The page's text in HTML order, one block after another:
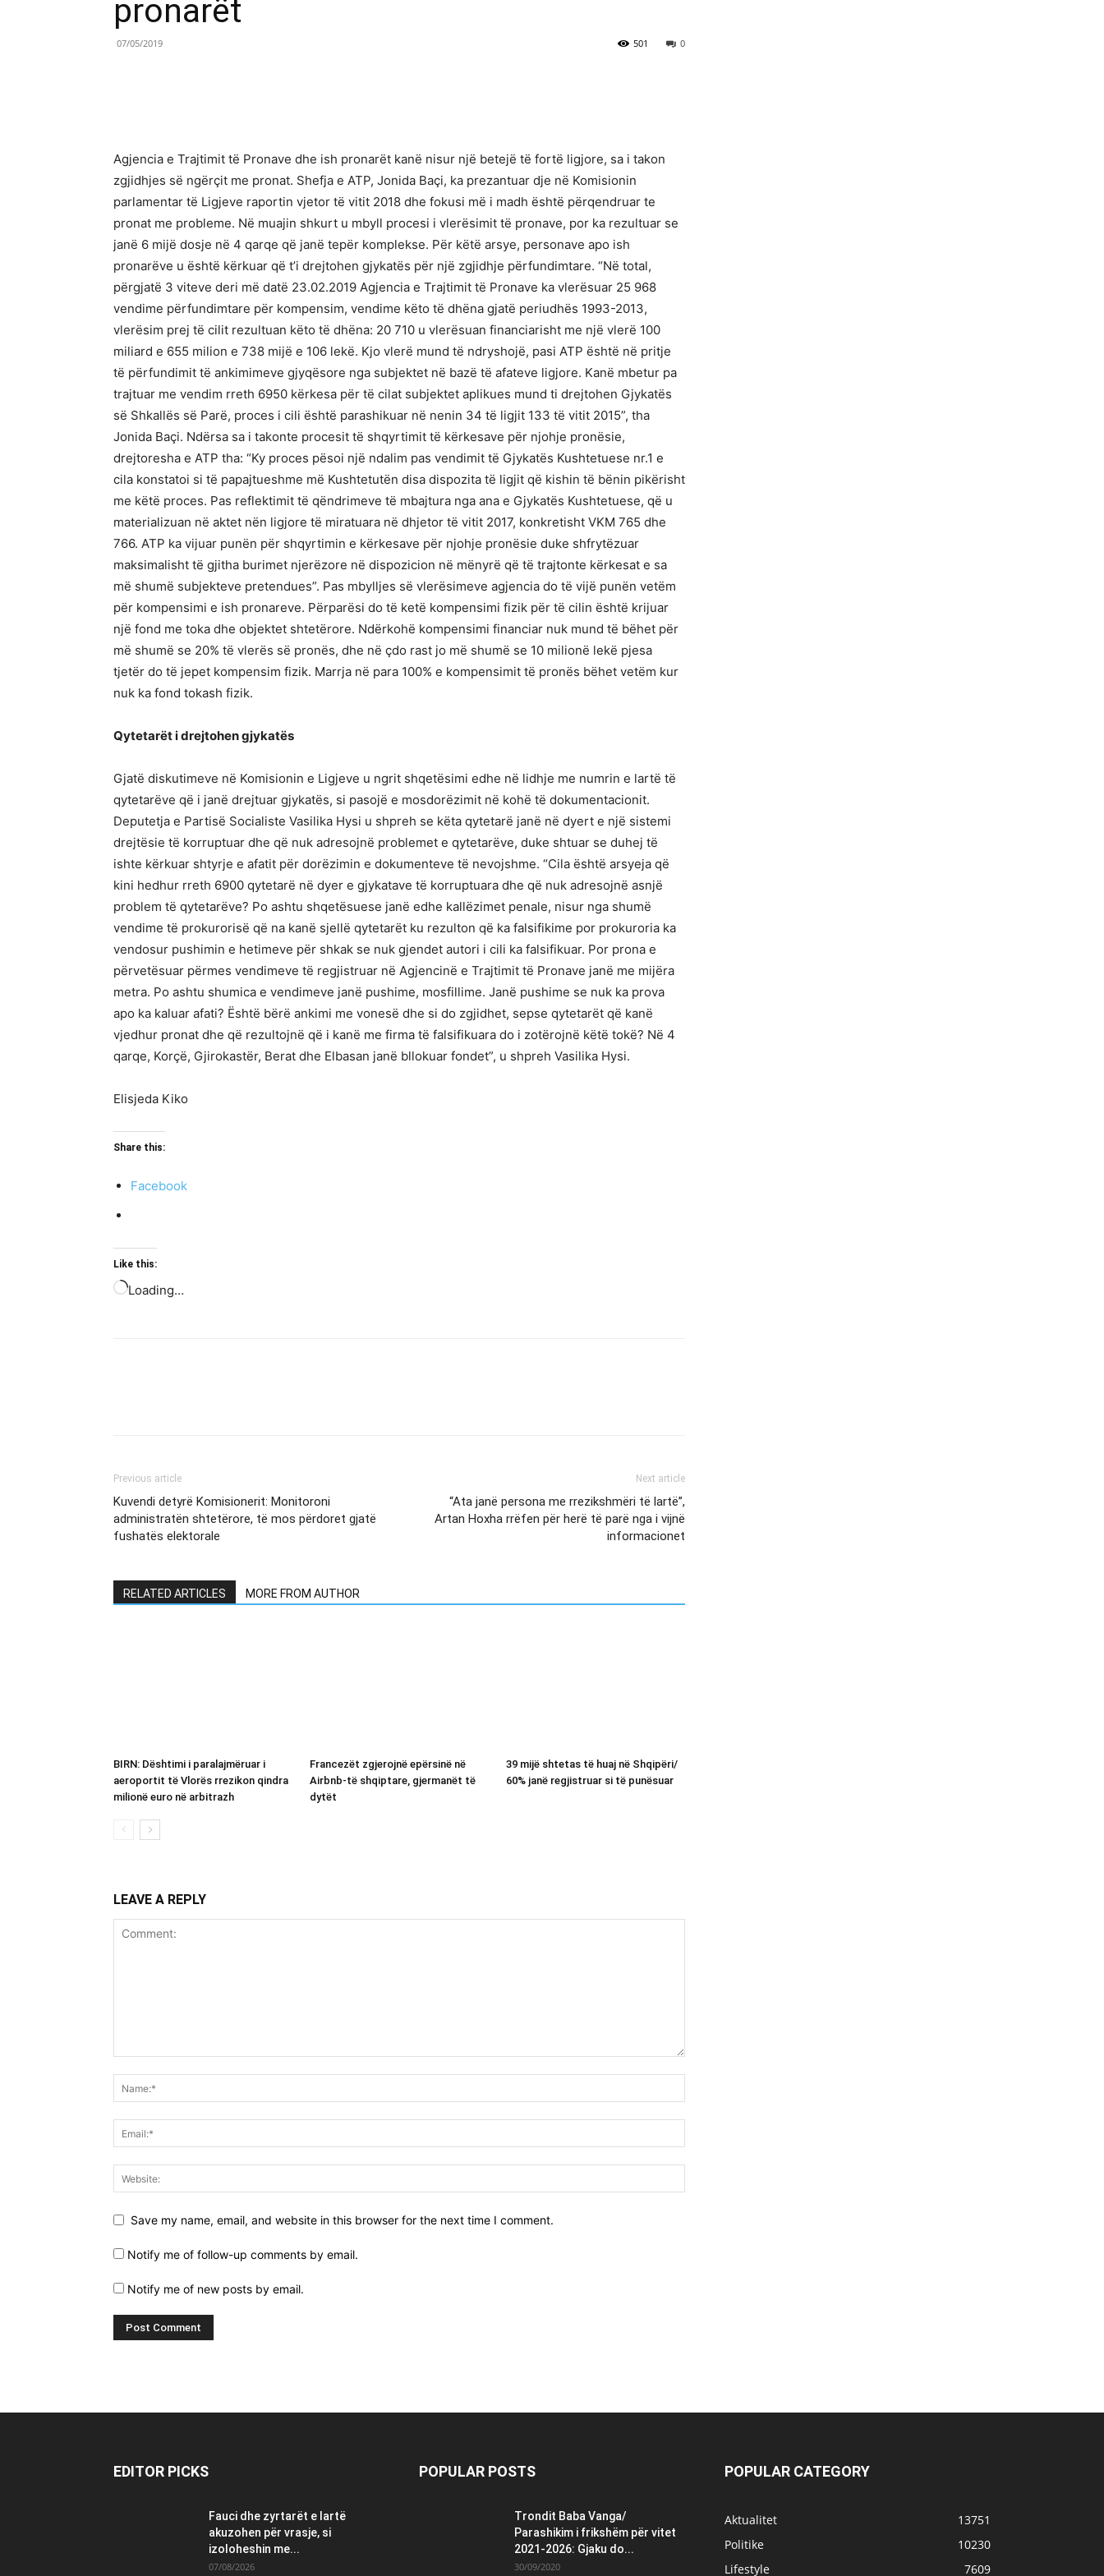
pronarët
07/05/2019 0
501
Agjencia e Trajtimit të Pronave dhe ish pronarët kanë nisur një betejë të fortë ligjore, sa i takon
zgjidhjes së ngërçit me pronat. Shefja e ATP, Jonida Baçi, ka prezantuar dje në Komisionin
parlamentar të Ligjeve raportin vjetor të vitit 2018 dhe fokusi më i madh është përqendruar te
pronat me probleme. Në muajin shkurt u mbyll procesi i vlerësimit të pronave, por ka rezultuar se
janë 6 mijë dosje në 4 qarqe që janë tepër komplekse. Për këtë arsye, personave apo ish
pronarëve u është kërkuar që t’i drejtohen gjykatës për një zgjidhje përfundimtare. “Në total,
përgjatë 3 viteve deri më datë 23.02.2019 Agjencia e Trajtimit të Pronave ka vlerësuar 25 968
vendime përfundimtare për kompensim, vendime këto të dhëna gjatë periudhës 1993-2013,
vlerësim prej të cilit rezultuan këto të dhëna: 20 710 u vlerësuan financiarisht me një vlerë 100
miliard e 655 milion e 738 mijë e 106 lekë. Kjo vlerë mund të ndryshojë, pasi ATP është në pritje
të përfundimit të ankimimeve gjyqësore nga subjektet në bazë të afateve ligjore. Kanë mbetur pa
trajtuar me vendim rreth 6950 kërkesa për të cilat subjektet aplikues mund ti drejtohen Gjykatës
së Shkallës së Parë, proces i cili është parashikuar në nenin 34 të ligjit 133 të vitit 2015”, tha
Jonida Baçi. Ndërsa sa i takonte procesit të shqyrtimit të kërkesave për njohje pronësie,
drejtoresha e ATP tha: “Ky proces pësoi një ndalim pas vendimit të Gjykatës Kushtetuese nr.1 e
cila konstatoi si të papajtueshme më Kushtetutën disa dispozita të ligjit që kishin të bënin pikërisht
me këtë proces. Pas reflektimit të qëndrimeve të mbajtura nga ana e Gjykatës Kushtetuese, që u
materializuan në aktet nën ligjore të miratuara në dhjetor të vitit 2017, konkretisht VKM 765 dhe
766. ATP ka vijuar punën për shqyrtimin e kërkesave për njohje pronësie duke shfrytëzuar
maksimalisht të gjitha burimet njerëzore në dispozicion në mënyrë që të trajtonte kërkesat e sa
më shumë subjekteve pretendues”. Pas mbylljes së vlerësimeve agjencia do të vijë punën vetëm
për kompensimi e ish pronareve. Përparësi do të ketë kompensimi fizik për të cilin është krijuar
një fond me toka dhe objektet shtetërore. Ndërkohë kompensimi financiar nuk mund të bëhet për
më shumë se 20% të vlerës së pronës, dhe në çdo rast jo më shumë se 10 milionë lekë pjesa
tjetër do të jepet kompensim fizik. Marrja në para 100% e kompensimit të pronës bëhet vetëm kur
nuk ka fond tokash fizik.
Qytetarët i drejtohen gjykatës
Gjatë diskutimeve në Komisionin e Ligjeve u ngrit shqetësimi edhe në lidhje me numrin e lartë të
qytetarëve që i janë drejtuar gjykatës, si pasojë e mosdorëzimit në kohë të dokumentacionit.
Deputetja e Partisë Socialiste Vasilika Hysi u shpreh se këta qytetarë janë në dyert e një sistemi
drejtësie të korruptuar dhe që nuk adresojnë problemet e qytetarëve, duke shtuar se duhej të
ishte kërkuar shtyrje e afatit për dorëzimin e dokumenteve të nevojshme. “Cila është arsyeja që
kini hedhur rreth 6900 qytetarë në dyer e gjykatave të korruptuara dhe që nuk adresojnë asnjë
problem të qytetarëve? Po ashtu shqetësuese janë edhe kallëzimet penale, nisur nga shumë
vendime të prokurorisë që na kanë sjellë qytetarët ku rezulton që ka falsifikime por prokuroria ka
vendosur pushimin e hetimeve për shkak se nuk gjendet autori i cili ka falsifikuar. Por prona e
përvetësuar përmes vendimeve të regjistruar në Agjencinë e Trajtimit të Pronave janë me mijëra
metra. Po ashtu shumica e vendimeve janë pushime, mosfillime. Janë pushime se nuk ka prova
apo ka kaluar afati? Është bërë ankimi me vonesë dhe si do zgjidhet, sepse qytetarët që kanë
vjedhur pronat dhe që rezultojnë që i kanë me firma të falsifikuara do i zotërojnë këtë tokë? Në 4
qarqe, Korçë, Gjirokastër, Berat dhe Elbasan janë bllokuar fondet”, u shpreh Vasilika Hysi.
Elisjeda Kiko
Share this:
Facebook
Like this:
Loading…
Previous article
Kuvendi detyrë Komisionerit: Monitoroni
administratën shtetërore, të mos përdoret gjatë
fushatës elektorale
Next article
“Ata janë persona me rrezikshmëri të lartë”,
Artan Hoxha rrëfen për herë të parë nga i vijnë
informacionet
RELATED ARTICLES MORE FROM AUTHOR
BIRN: Dështimi i paralajmëruar i
aeroportit të Vlorës rrezikon qindra
milionë euro në arbitrazh
Francezët zgjerojnë epërsinë në
Airbnb-të shqiptare, gjermanët të
dytët
39 mijë shtetas të huaj në Shqipëri/
60% janë regjistruar si të punësuar
LEAVE A REPLY
Save my name, email, and website in this browser for the next time I comment.
Notify me of follow-up comments by email.
Notify me of new posts by email.
EDITOR PICKS
Fauci dhe zyrtarët e lartë
akuzohen për vrasje, si
izoloheshin me...
07/08/2026
POPULAR POSTS
Trondit Baba Vanga/
Parashikim i frikshëm për vitet
2021-2026: Gjaku do...
30/09/2020
POPULAR CATEGORY
Aktualitet
13751
Politike
10230
Lifestyle
7609